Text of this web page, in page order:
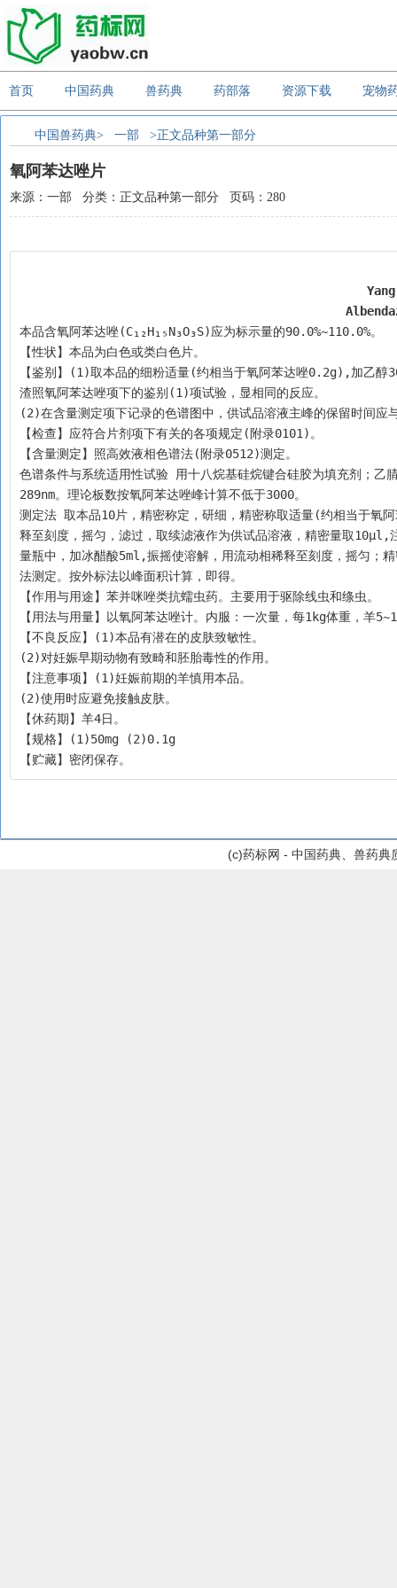
首页 中国药典 兽药典 药部落 资源下载 宠物
中国兽药典> 一部 >正文品种第一部分
氧阿苯达唑片
来源：一部 分类：正文品种第一部分 页码：280
本品含氧阿苯达唑(C₁₂H₁₅N₃O₃S)应为标示量的90.0%~110.0%。
【性状】本品为白色或类白色片。
【鉴别】(1)取本品的细粉适量(约相当于氧阿苯达唑0.2g),加乙醇
渣照氧阿苯达唑项下的鉴别(1)项试验，显相同的反应。
(2)在含量测定项下记录的色谱图中，供试品溶液主峰的保留时间应
【检查】应符合片剂项下有关的各项规定(附录0101)。
【含量测定】照高效液相色谱法(附录0512)测定。
色谱条件与系统适用性试验 用十八烷基硅烷键合硅胶为填充剂
289nm。理论板数按氧阿苯达唑峰计算不低于3000。
测定法 取本品10片，精密称定，研细，精密称取适量(约相当于氧
释至刻度，摇匀，滤过，取续滤液作为供试品溶液，精密量取
量瓶中，加冰醋酸5ml,振摇使溶解，用流动相稀释至刻度，摇匀；
法测定。按外标法以峰面积计算，即得。
【作用与用途】苯并咪唑类抗蠕虫药。主要用于驱除线虫和绦虫。
【用法与用量】以氧阿苯达唑计。内服：一次量，每1kg体重，羊
【不良反应】(1)本品有潜在的皮肤致敏性。
(2)对妊娠早期动物有致畸和胚胎毒性的作用。
【注意事项】(1)妊娠前期的羊慎用本品。
(2)使用时应避免接触皮肤。
【休药期】羊4日。
【规格】(1)50mg (2)0.1g
【贮藏】密闭保存。
(c)药标网 - 中国药典、兽药典